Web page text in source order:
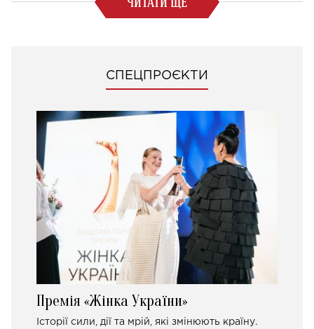
СПЕЦПРОЄКТИ
Премія «Жінка України»
Історії сили, дії та мрій, які змінюють країну.